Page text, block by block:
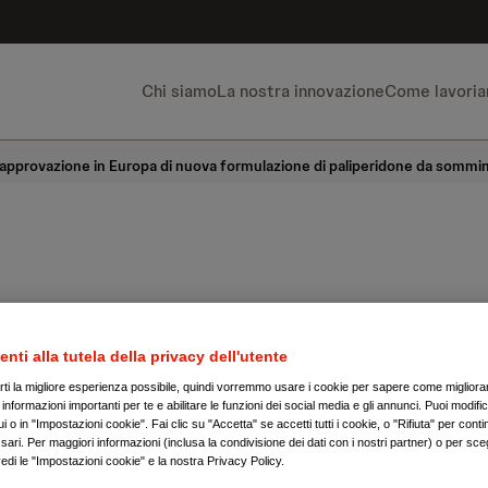
Chi siamoLa nostra innovazioneCome
in Europa di nuova formulazione di paliperidone da
Janssen
di
alla tutela della privacy dell'utente
la migliore esperienza possibile, quindi vorremmo usare i cookie per sapere come
importanti per te e abilitare le funzioni dei social media e gli annunci. Puoi
o in "Impostazioni cookie". Fai clic su "Accetta" se accetti tutti i cookie, o "Rifiuta" per
Per maggiori informazioni (inclusa la condivisione dei dati con i nostri partner) o per
le "Impostazioni cookie" e la nostra Privacy Policy.